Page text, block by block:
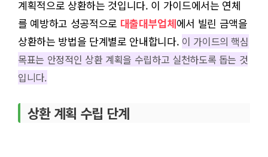
계획적으로 상환하는 것입니다. 이 가이드에서는 연체
를 예방하고 성공적으로 대출대부업체에서 빌린 금액을
상환하는 방법을 단계별로 안내합니다. 이 가이드의 핵심
목표는 안정적인 상환 계획을 수립하고 실천하도록 돕는 것
입니다.
상환 계획 수립 단계